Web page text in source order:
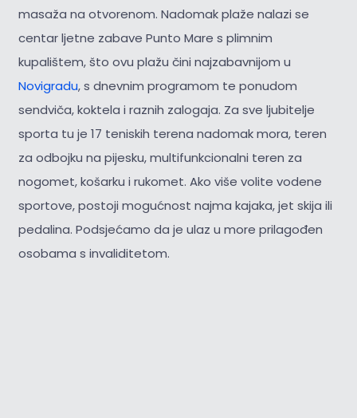
masaža na otvorenom. Nadomak plaže nalazi se
centar ljetne zabave Punto Mare s plimnim
kupalištem, što ovu plažu čini najzabavnijom u
Novigradu, s dnevnim programom te ponudom
sendviča, koktela i raznih zalogaja. Za sve ljubitelje
sporta tu je 17 teniskih terena nadomak mora, teren
za odbojku na pijesku, multifunkcionalni teren za
nogomet, košarku i rukomet. Ako više volite vodene
sportove, postoji mogućnost najma kajaka, jet skija ili
pedalina. Podsjećamo da je ulaz u more prilagođen
osobama s invaliditetom.